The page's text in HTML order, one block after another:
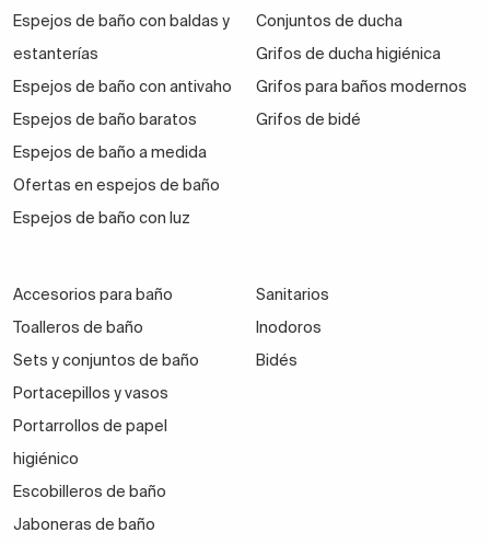
Espejos de baño con baldas y
estanterías
Espejos de baño con antivaho
Espejos de baño baratos
Espejos de baño a medida
Ofertas en espejos de baño
Espejos de baño con luz
Conjuntos de ducha
Grifos de ducha higiénica
Grifos para baños modernos
Grifos de bidé
Accesorios para baño
Toalleros de baño
Sets y conjuntos de baño
Portacepillos y vasos
Portarrollos de papel
higiénico
Escobilleros de baño
Jaboneras de baño
Sanitarios
Inodoros
Bidés